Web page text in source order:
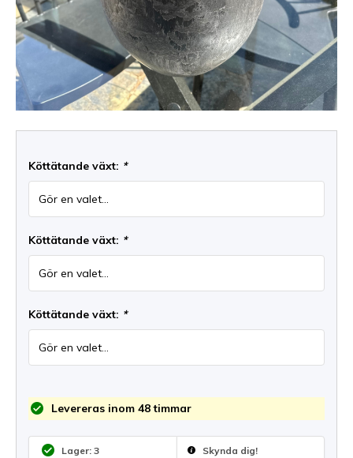
Köttätande växt: *
Köttätande växt: *
Köttätande växt: *
Levereras inom 48 timmar
Lager: 3 Skynda dig!